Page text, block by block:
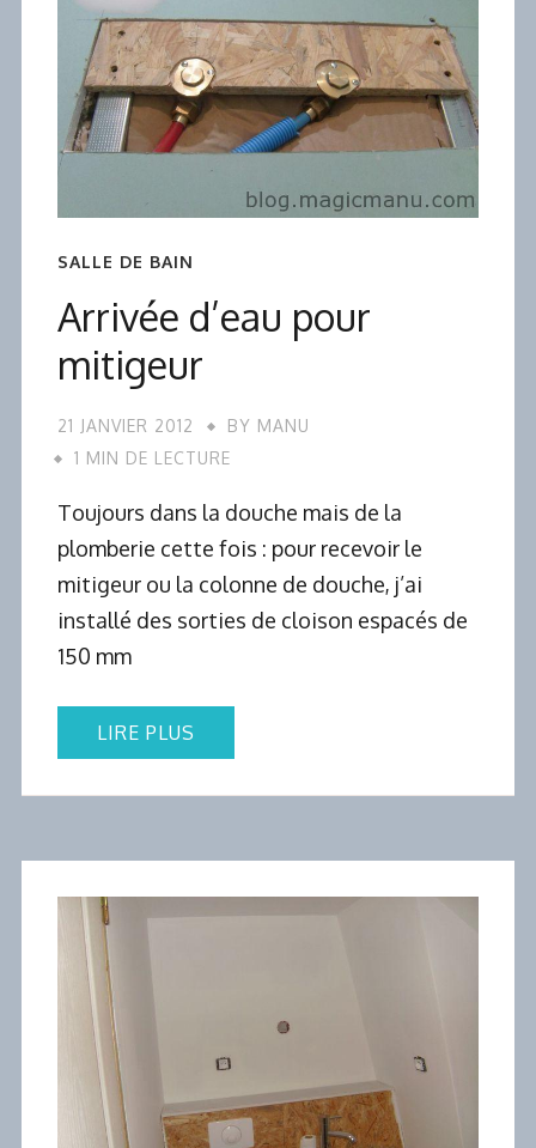
SALLE DE BAIN
Arrivée d’eau pour
mitigeur
21 JANVIER 2012 BY MANU
1 MIN DE LECTURE
Toujours dans la douche mais de la
plomberie cette fois : pour recevoir le
mitigeur ou la colonne de douche, j’ai
installé des sorties de cloison espacés de
150 mm
LIRE PLUS